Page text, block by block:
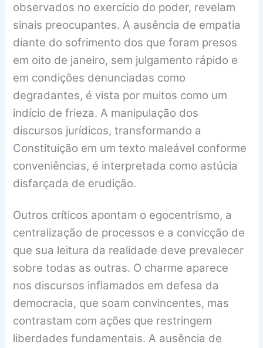
observados no exercício do poder, revelam
sinais preocupantes. A ausência de empatia
diante do sofrimento dos que foram presos
em oito de janeiro, sem julgamento rápido e
em condições denunciadas como
degradantes, é vista por muitos como um
indício de frieza. A manipulação dos
discursos jurídicos, transformando a
Constituição em um texto maleável conforme
conveniências, é interpretada como astúcia
disfarçada de erudição.
Outros críticos apontam o egocentrismo, a
centralização de processos e a convicção de
que sua leitura da realidade deve prevalecer
sobre todas as outras. O charme aparece
nos discursos inflamados em defesa da
democracia, que soam convincentes, mas
contrastam com ações que restringem
liberdades fundamentais. A ausência de